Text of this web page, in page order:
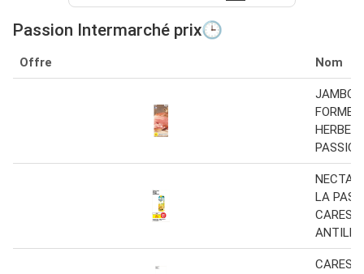
Passion Intermarché prix🕒
Offre Nom
FORME
HERBES
PASSION
NECTAR
LA